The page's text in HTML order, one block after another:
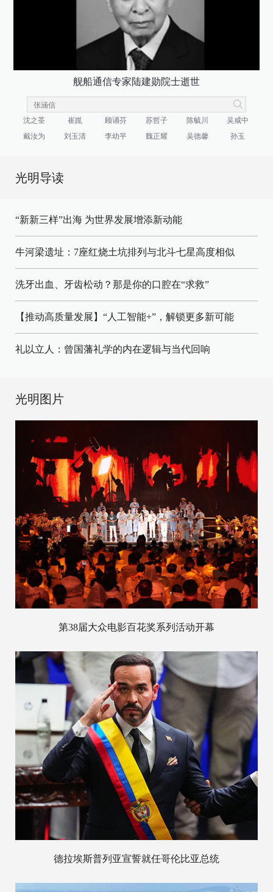
舰船通信专家陆建勋院士逝世
沈之荃 崔崑 顾诵芬 苏哲子 陈毓川
吴咸中
戴汝为
刘玉清 李幼平 魏正耀 吴德馨 孙玉
光明导读
“新新三样”出海 为世界发展增添新动能
牛河梁遗址：7座红烧土坑排列与北斗七星高度相似
洗牙出血、牙齿松动？那是你的口腔在“求救”
【推动高质量发展】“人工智能+”，解锁更多新可能
礼以立人：曾国藩礼学的内在逻辑与当代回响
光明图片
第38届大众电影百花奖系列活动开幕
德拉埃斯普列亚宣誓就任哥伦比亚总统